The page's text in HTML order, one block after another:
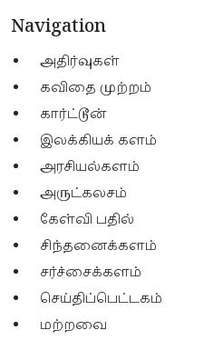
Navigation
அதிர்வுகள்
கவிதை முற்றம்
கார்ட்டூன்
இலக்கியக் களம்
அரசியல்களம்
அருட்கலசம்
கேள்வி பதில்
சிந்தனைக்களம்
சர்ச்சைக்களம்
செய்திப்பெட்டகம்
மற்றவை